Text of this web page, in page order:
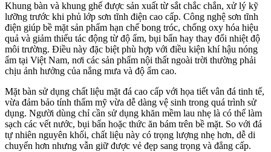
Khung bàn và khung ghế được sản xuất từ sắt chắc chắn, xử lý kỹ
lưỡng trước khi phủ lớp sơn tĩnh điện cao cấp. Công nghệ sơn tĩnh
điện giúp bề mặt sản phẩm hạn chế bong tróc, chống oxy hóa hiệu
quả và giảm thiểu tác động từ độ ẩm, bụi bẩn hay thay đổi nhiệt độ
môi trường. Điều này đặc biệt phù hợp với điều kiện khí hậu nóng
ẩm tại Việt Nam, nơi các sản phẩm nội thất ngoài trời thường phải
chịu ảnh hưởng của nắng mưa và độ ẩm cao.
Mặt bàn sử dụng chất liệu mặt đá cao cấp với họa tiết vân đá tinh tế,
vừa đảm bảo tính thẩm mỹ vừa dễ dàng vệ sinh trong quá trình sử
dụng. Người dùng chỉ cần sử dụng khăn mềm lau nhẹ là có thể làm
sạch các vết nước, bụi bẩn hoặc thức ăn bám trên bề mặt. So với đá
tự nhiên nguyên khối, chất liệu này có trọng lượng nhẹ hơn, dễ di
chuyển hơn nhưng vẫn giữ được vẻ đẹp sang trọng và đẳng cấp.